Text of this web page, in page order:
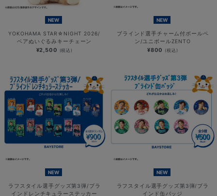
NEW
YOKOHAMA STAR☆NIGHT 2026/
ベアぬいぐるみキーチェーン
¥2,500 (税込)
NEW
ブラインド選手チャーム付ボールペ
ン/ユニボールZENTO
¥800 (税込)
NEW
ラフスタイル選手グッズ第3弾/ブラ
インドレンチキュラーステッカー
NEW
ラフスタイル選手グッズ第3弾/ブラ
インド缶バッジ